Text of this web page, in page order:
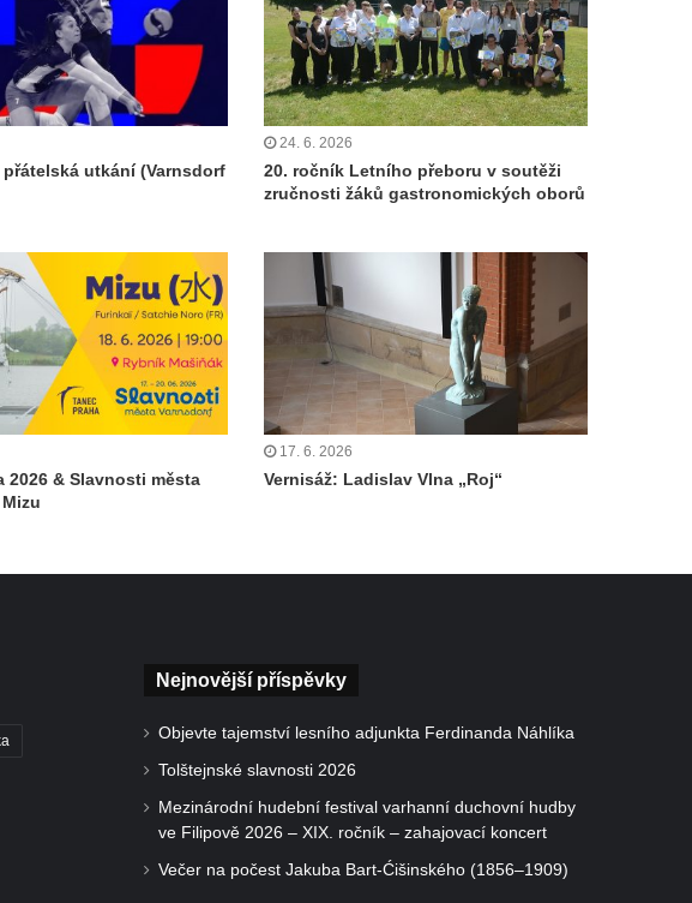
utkání (Varnsdorf
24. 6. 2026
20. ročník Letního přeboru v soutěži
zručnosti žáků gastronomických oborů
2026 & Slavnosti města
17. 6. 2026
Vernisáž: Ladislav Vlna „Roj“
Nejnovější příspěvky
Objevte tajemství lesního adjunkta Ferdinanda Náhlíka
Tolštejnské slavnosti 2026
Mezinárodní hudební festival varhanní duchovní hudby
ve Filipově 2026 – XIX. ročník – zahajovací koncert
Večer na počest Jakuba Bart-Ćišinského (1856–1909)